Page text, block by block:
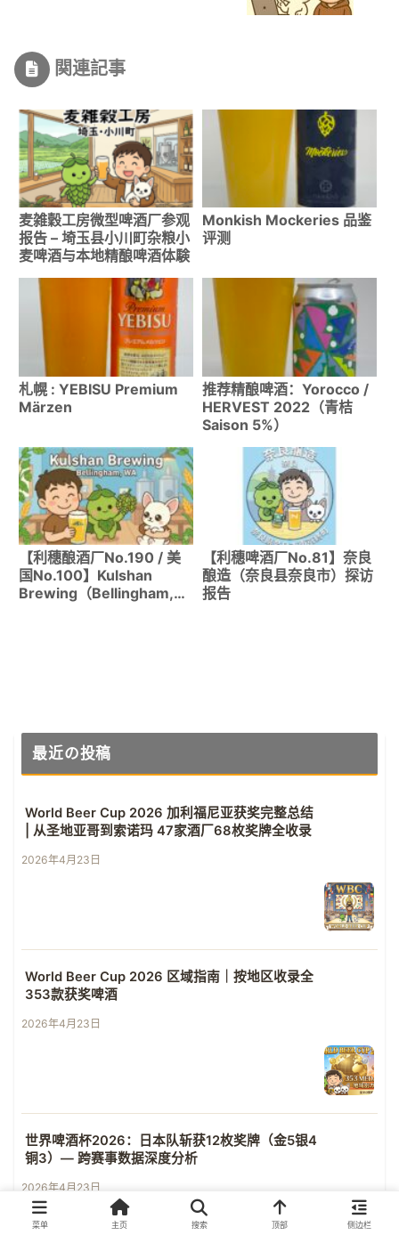
関連記事
麦雑穀工房微型啤酒厂参观
报告 – 埼玉县小川町杂粮小
麦啤酒与本地精酿啤酒体験
Monkish Mockeries 品鉴
评测
札幌 : YEBISU Premium
Märzen
推荐精酿啤酒：Yorocco /
HERVEST 2022（青桔
Saison 5%）
【利穗酿酒厂No.190 / 美
国No.100】Kulshan
Brewing（Bellingham,
【利穗啤酒厂No.81】奈良
酿造（奈良县奈良市）探访
报告
最近の投稿
World Beer Cup 2026 加利福尼亚获奖完整总结
| 从圣地亚哥到索诺玛 47家酒厂68枚奖牌全收录
2026年4月23日
World Beer Cup 2026 区域指南｜按地区收录全
353款获奖啤酒
2026年4月23日
世界啤酒杯2026：日本队斩获12枚奖牌（金5银4
铜3）— 跨赛事数据深度分析
2026年4月23日
菜单 主页 搜索 顶部 侧边栏